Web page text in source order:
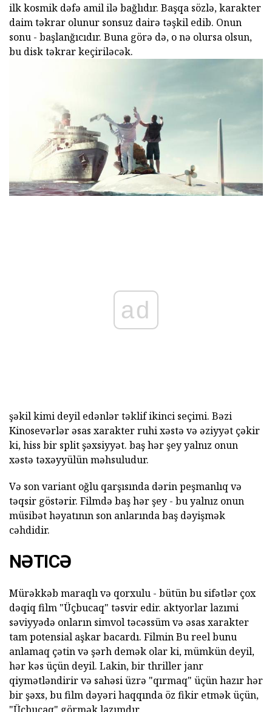
ilk kosmik dəfə amil ilə bağlıdır. Başqa sözlə, karakter
daim təkrar olunur sonsuz dairə təşkil edib. Onun
sonu - başlanğıcıdır. Buna görə də, o nə olursa olsun,
bu disk təkrar keçiriləcək.
ad
şəkil kimi deyil edənlər təklif ikinci seçimi. Bəzi
Kinosevərlər əsas xarakter ruhi xəstə və əziyyət çəkir
ki, hiss bir split şəxsiyyət. baş hər şey yalnız onun
xəstə təxəyyülün məhsuludur.
Və son variant oğlu qarşısında dərin peşmanlıq və
təqsir göstərir. Filmdə baş hər şey - bu yalnız onun
müsibət həyatının son anlarında baş dəyişmək
cəhdidir.
NƏTICƏ
Mürəkkəb maraqlı və qorxulu - bütün bu sifətlər çox
dəqiq film "Üçbucaq" təsvir edir. aktyorlar lazımi
səviyyədə onların simvol təcəssüm və əsas xarakter
tam potensial aşkar bacardı. Filmin Bu reel bunu
anlamaq çətin və şərh demək olar ki, mümkün deyil,
hər kəs üçün deyil. Lakin, bir thriller janr
qiymətləndirir və sahəsi üzrə "qırmaq" üçün hazır hər
bir şəxs, bu film dəyəri haqqında öz fikir etmək üçün,